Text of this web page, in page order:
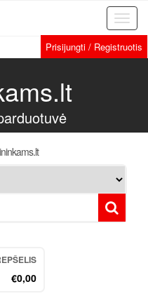
Prisijungti / Registruotis
€0,00